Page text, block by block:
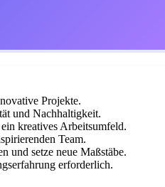
Projekte.
und Nachhaltigkeit.
kreatives Arbeitsumfeld.
Team.
und setze neue Maßstäbe.
erforderlich.